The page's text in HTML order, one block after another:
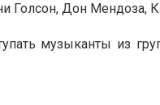
Голсон, Дон Мендоза,
музыканты из